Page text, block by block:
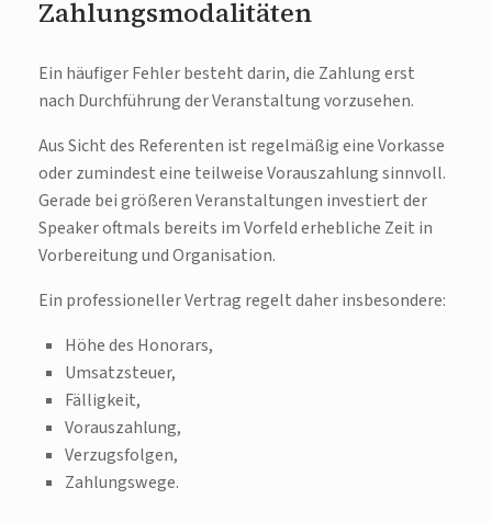
Zahlungsmodalitäten
Ein häufiger Fehler besteht darin, die Zahlung erst
nach Durchführung der Veranstaltung vorzusehen.
Aus Sicht des Referenten ist regelmäßig eine Vorkasse
oder zumindest eine teilweise Vorauszahlung sinnvoll.
Gerade bei größeren Veranstaltungen investiert der
Speaker oftmals bereits im Vorfeld erhebliche Zeit in
Vorbereitung und Organisation.
Ein professioneller Vertrag regelt daher insbesondere:
Höhe des Honorars,
Umsatzsteuer,
Fälligkeit,
Vorauszahlung,
Verzugsfolgen,
Zahlungswege.